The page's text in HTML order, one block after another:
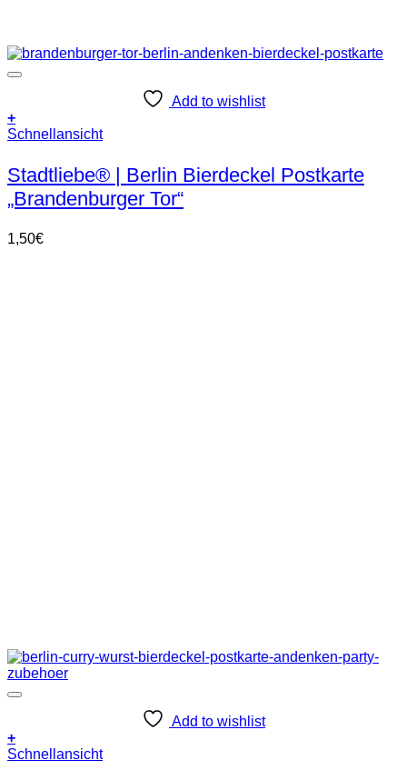
Add to wishlist
+
Schnellansicht
Stadtliebe® | Berlin Bierdeckel Postkarte
„Brandenburger Tor“
1,50€
Add to wishlist
+
Schnellansicht